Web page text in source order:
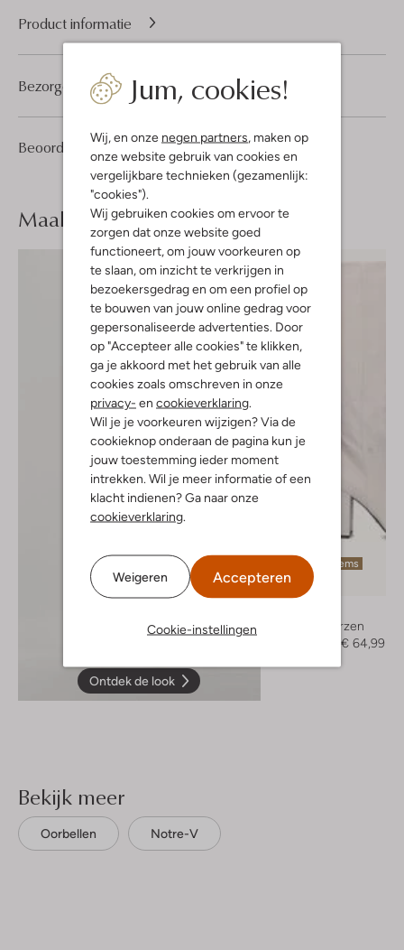
Jum, cookies!
Wij, en onze negen partners, maken op
onze website gebruik van cookies en
vergelijkbare technieken (gezamenlijk:
"cookies").
Wij gebruiken cookies om ervoor te
zorgen dat onze website goed
functioneert, om jouw voorkeuren op
te slaan, om inzicht te verkrijgen in
bezoekersgedrag en om een profiel op
te bouwen van jouw online gedrag voor
gepersonaliseerde advertenties. Door
op "Accepteer alle cookies" te klikken,
ga je akkoord met het gebruik van alle
cookies zoals omschreven in onze
privacy- en cookieverklaring.
Wil je je voorkeuren wijzigen? Via de
cookieknop onderaan de pagina kun je
jouw toestemming ieder moment
intrekken. Wil je meer informatie of een
klacht indienen? Ga naar onze
cookieverklaring.
Weigeren Accepteren
Cookie-instellingen
Product informatie
Beoordelingen (3) 4/5
3
4
Sterren
Bezorgen & retourneren
Maak jelook compleet
Ontdek de look
Laatste items
-50%
Hoge laarzen
€ 64,99
Bekijk meer
Oorbellen Notre-V